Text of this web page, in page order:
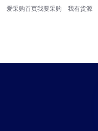
爱采购首页我要采购 我有货源